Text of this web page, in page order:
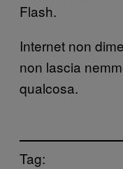
Flash.
Internet non
non lascia
qualcosa.
Tag: